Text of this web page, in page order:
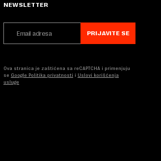
NEWSLETTER
PRIJAVITE SE
Ova stranica je zaštićena sa reCAPTCHA i primenjuju
se Google Politika privatnosti i Uslovi korišćenja
usluge